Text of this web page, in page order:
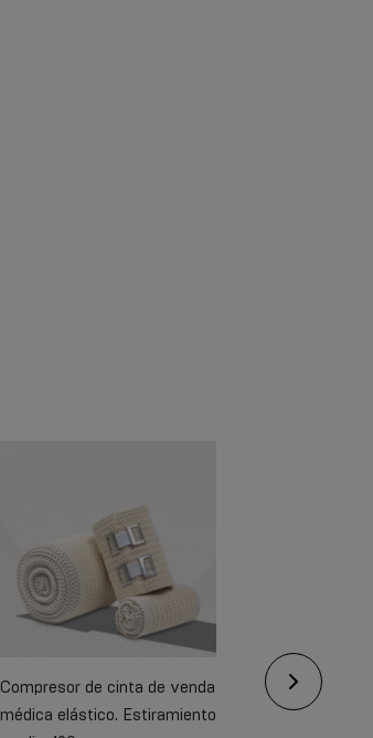
Compresor de cinta de venda
médica elástico. Estiramiento
Compresor de
médica elástico.